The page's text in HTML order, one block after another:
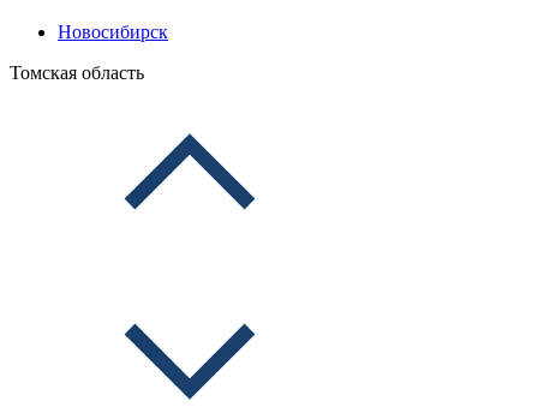
Новосибирск
Томская область